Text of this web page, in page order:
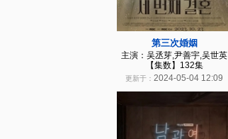
第三次婚姻
主演：吴丞芽,尹善宇,吴世英
【集数】132集
更新于： 2024-05-04 12:09